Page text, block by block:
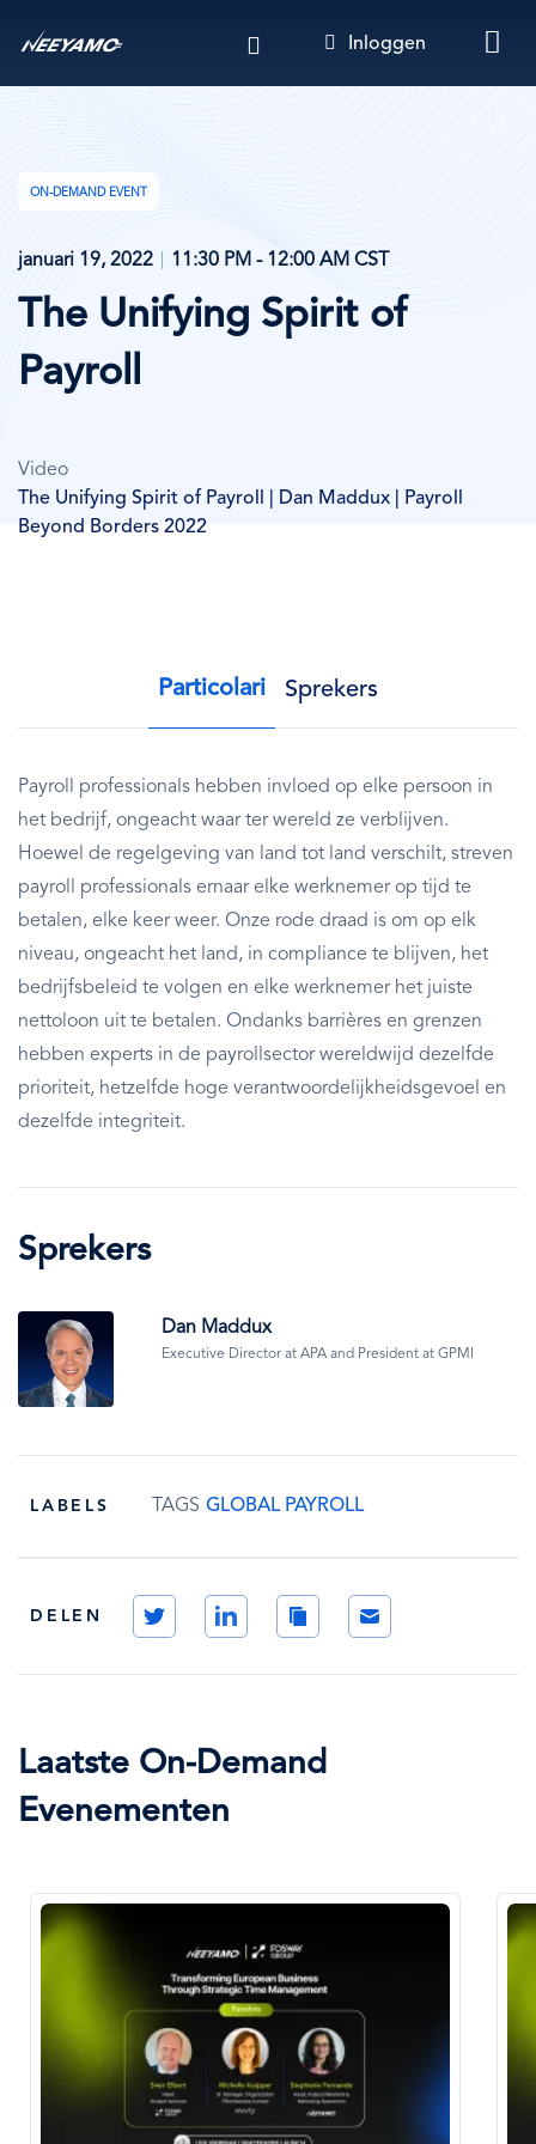
Inloggen
ON-DEMAND EVENT
januari 19, 2022 11:30 PM - 12:00 AM CST
The Unifying Spirit of
Payroll
Video
The Unifying Spirit of Payroll | Dan Maddux | Payroll
Beyond Borders 2022
Particolari Sprekers
Payroll professionals hebben invloed op elke persoon in
het bedrijf, ongeacht waar ter wereld ze verblijven.
Hoewel de regelgeving van land tot land verschilt, streven
payroll professionals ernaar elke werknemer op tijd te
betalen, elke keer weer. Onze rode draad is om op elk
niveau, ongeacht het land, in compliance te blijven, het
bedrijfsbeleid te volgen en elke werknemer het juiste
nettoloon uit te betalen. Ondanks barrières en grenzen
hebben experts in de payrollsector wereldwijd dezelfde
prioriteit, hetzelfde hoge verantwoordelijkheidsgevoel en
dezelfde integriteit.
Sprekers
Afbeelding Dan Maddux
Executive Director at APA and President at GPMI
LABELS TAGS GLOBAL PAYROLL
DELEN
Twitter LinkedIn Copy
Link
Email
Laatste On-Demand
Evenementen
Afbeelding